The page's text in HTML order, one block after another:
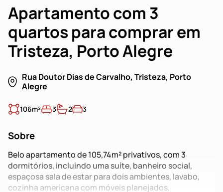
Apartamento com 3
quartos para comprar em
Tristeza, Porto Alegre
Rua Doutor Dias de Carvalho, Tristeza, Porto
Alegre
106m² 3 2 3
Sobre
Belo apartamento de 105,74m² privativos, com 3
dormitórios, incluindo uma suíte, banheiro social,
espaçosa sala de estar para dois ambientes, lavabo,
cozinha americana com móveis planejados,